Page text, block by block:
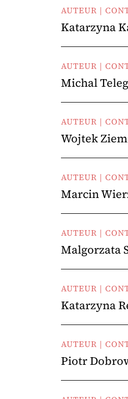
AUTEUR |
Katarzyna
AUTEUR |
Michal
AUTEUR |
Wojtek
AUTEUR |
Marcin
AUTEUR |
Malgorzata
AUTEUR |
Katarzyna
AUTEUR |
Piotr